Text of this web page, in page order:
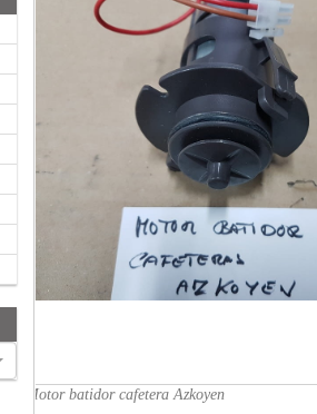
Motor batidor cafetera Azkoyen